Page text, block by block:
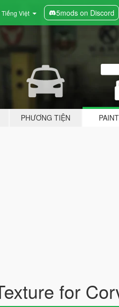
Tiếng Việt 5mods on Discord
PHƯƠNG TIỆN
for